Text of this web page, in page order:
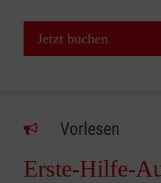
Jetzt buchen
Vorlesen
Erste-Hilfe-